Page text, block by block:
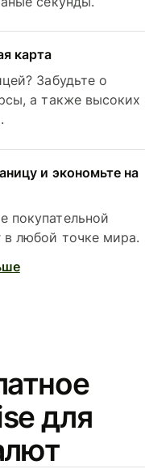
карта
Забудьте о
а также высоких
и экономьте на
покупательной
в любой точке мира.
для